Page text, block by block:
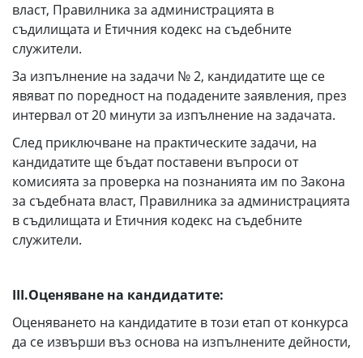
власт, Правилника за администрацията в
съдилищата и Етичния кодекс на съдебните
служители.
За изпълнение на задачи № 2, кандидатите ще се
явяват по поредност на подадените заявления, през
интервал от 20 минути за изпълнение на задачата.
След приключване на практическите задачи, на
кандидатите ще бъдат поставени въпроси от
комисията за проверка на познанията им по Закона
за съдебната власт, Правилника за администрацията
в съдилищата и Етичния кодекс на съдебните
служители.
III.Оценяване на кандидатите:
Оценяването на кандидатите в този етап от конкурса
да се извърши въз основа на изпълнените дейности,